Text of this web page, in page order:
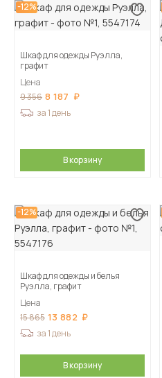
-12%
Шкаф для одежды Руэлла,
графит
Цена
9 356 8 187
за 1 день
В корзину
-12%
Шкаф для одежды и белья
Руэлла, графит
Цена
15 865 13 882
за 1 день
В корзину